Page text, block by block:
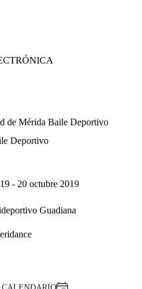
de Mérida Baile Deportivo
Deportivo
- 20 octubre 2019
Guadiana